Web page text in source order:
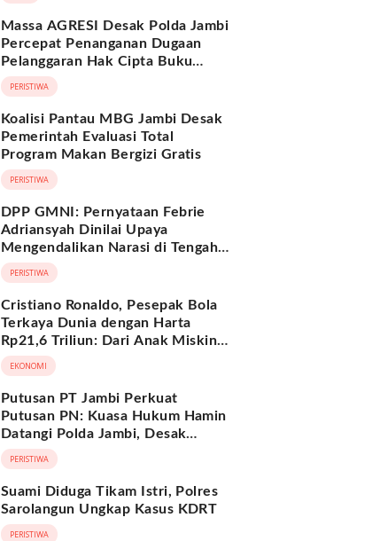
Massa AGRESI Desak Polda Jambi
Percepat Penanganan Dugaan
Pelanggaran Hak Cipta Buku
Hukum Adat Melayu Jambi
PERISTIWA
Koalisi Pantau MBG Jambi Desak
Pemerintah Evaluasi Total
Program Makan Bergizi Gratis
PERISTIWA
DPP GMNI: Pernyataan Febrie
Adriansyah Dinilai Upaya
Mengendalikan Narasi di Tengah
Deretan Fakta yang Belum
Terjawab
PERISTIWA
Cristiano Ronaldo, Pesepak Bola
Terkaya Dunia dengan Harta
Rp21,6 Triliun: Dari Anak Miskin
hingga Miliarder
EKONOMI
Putusan PT Jambi Perkuat
Putusan PN: Kuasa Hukum Hamin
Datangi Polda Jambi, Desak
Pengusutan Dugaan Penipuan dan
Penggelapan BPKB
PERISTIWA
Suami Diduga Tikam Istri, Polres
Sarolangun Ungkap Kasus KDRT
PERISTIWA